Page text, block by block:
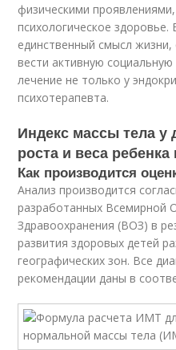
физическими
психологическое
единственный смысл
вести активную
лечение не только у
психотерапевта.
Индекс массы тела у
роста и веса
Как производится
Анализ производится
разработанных Всемирной
Здравоохранения (ВОЗ) в
развития здоровых детей
географических зон. Все
рекомендации даны в